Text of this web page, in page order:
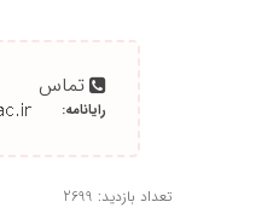
تماس
رایانامه:
تعداد بازدید: 2699